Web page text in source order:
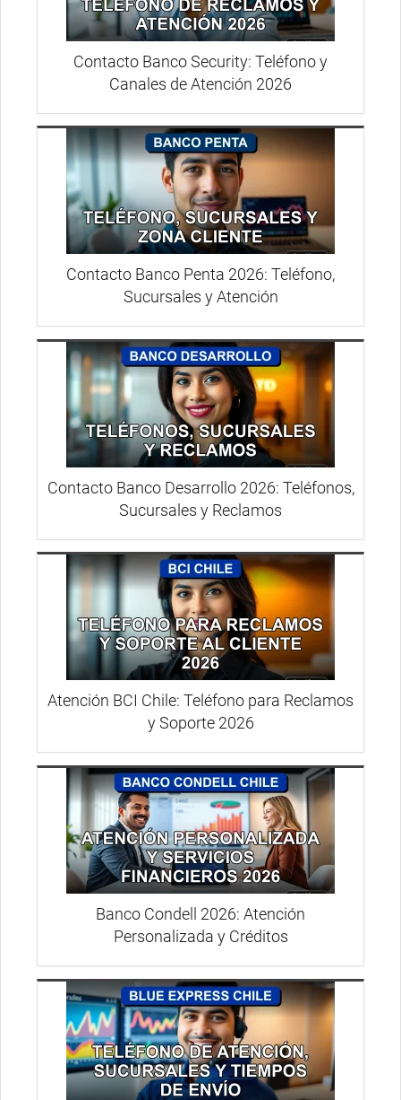
Contacto Banco Security: Teléfono y
Canales de Atención 2026
Contacto Banco Penta 2026: Teléfono,
Sucursales y Atención
Contacto Banco Desarrollo 2026: Teléfonos,
Sucursales y Reclamos
Atención BCI Chile: Teléfono para Reclamos
y Soporte 2026
Banco Condell 2026: Atención
Personalizada y Créditos